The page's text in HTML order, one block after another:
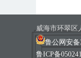
威海市环翠区
鲁公网安备
鲁ICP备